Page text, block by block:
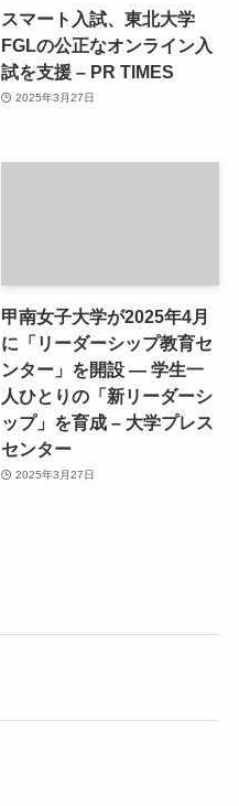
スマート入試、東北大学
FGLの公正なオンライン入
試を支援 – PR TIMES
2025年3月27日
甲南女子大学が2025年4月
に「リーダーシップ教育セ
ンター」を開設 ― 学生一
人ひとりの「新リーダーシ
ップ」を育成 – 大学プレス
センター
2025年3月27日